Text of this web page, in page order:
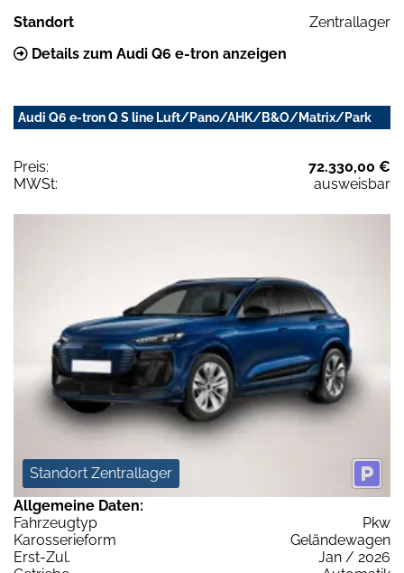
Standort
Zentrallager
Details zum Audi Q6 e-tron anzeigen
Audi Q6 e-tron Q S line Luft/Pano/AHK/B&O/Matrix/Park
Preis:
72.330,00 €
MWSt:
ausweisbar
Standort Zentrallager
Allgemeine Daten:
Fahrzeugtyp
Pkw
Karosserieform
Geländewagen
Erst-Zul.
Jan / 2026